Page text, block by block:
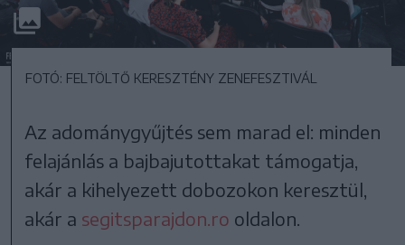
FOTÓ: FELTÖLTŐ KERESZTÉNY ZENEFESZTIVÁL
Az adománygyűjtés sem marad el: minden
felajánlás a bajbajutottakat támogatja,
akár a kihelyezett dobozokon keresztül,
akár a segitsparajdon.ro oldalon.